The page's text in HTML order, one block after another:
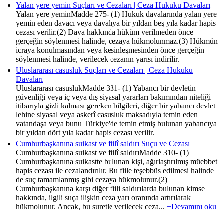
Yalan yere yemin Suçları ve Cezaları | Ceza Hukuku Davaları
Yalan yere yeminMadde 275- (1) Hukuk davalarında yalan yere
yemin eden davacı veya davalıya bir yıldan beş yıla kadar hapis
cezası verilir.(2) Dava hakkında hüküm verilmeden önce
gerçeğin söylenmesi halinde, cezaya hükmolunmaz.(3) Hükmün
icraya konulmasından veya kesinleşmesinden önce gerçeğin
söylenmesi halinde, verilecek cezanın yarısı indirilir.
Uluslararası casusluk Suçları ve Cezaları | Ceza Hukuku
Davaları
Uluslararası casuslukMadde 331- (1) Yabancı bir devletin
güvenliği veya iç veya dış siyasal yararları bakımından niteliği
itibarıyla gizli kalması gereken bilgileri, diğer bir yabancı devlet
lehine siyasal veya askerî casusluk maksadıyla temin eden
vatandaşa veya bunu Türkiye'de temin etmiş bulunan yabancıya
bir yıldan dört yıla kadar hapis cezası verilir.
Cumhurbaşkanına suikast ve fiilî saldırı Suçu ve Cezası
Cumhurbaşkanına suikast ve fiilî saldırıMadde 310- (1)
Cumhurbaşkanına suikastte bulunan kişi, ağırlaştırılmış müebbet
hapis cezası ile cezalandırılır. Bu fiile teşebbüs edilmesi halinde
de suç tamamlanmış gibi cezaya hükmolunur.(2)
Cumhurbaşkanına karşı diğer fiili saldırılarda bulunan kimse
hakkında, ilgili suça ilişkin ceza yarı oranında artırılarak
hükmolunur. Ancak, bu suretle verilecek ceza... +Devamını oku